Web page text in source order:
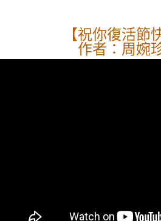
【祝你復活節
作者：周婉